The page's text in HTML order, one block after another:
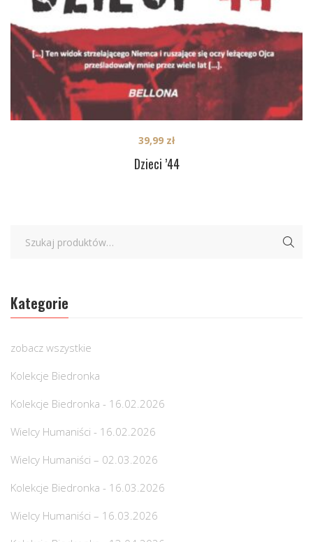
Dzieci ’44
39,99 zł
Kategorie
zobacz wszystkie
Kolekcje Biedronka
Kolekcje Biedronka - 16.02.2026
Wielcy Humaniści - 16.02.2026
Wielcy Humaniści – 02.03.2026
Kolekcje Biedronka - 16.03.2026
Wielcy Humaniści – 16.03.2026